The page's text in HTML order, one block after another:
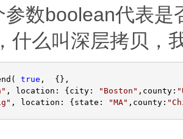
数boolean代表是
什么叫深层拷贝，
true ,  {},
" , location: {city: " Boston " ,county: "
" , location: {state: "MA" ,county: "